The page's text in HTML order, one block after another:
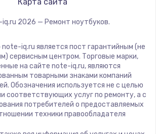
ZTE
Hiper
Evga
Google
Echips
2026 — Ремонт ноутбуков.
iq.ru является пост гарантийным (не
сервисным центром. Торговые марки,
на сайте note-iq.ru, являются
товарными знаками компаний
Обозначения используется не с целью
соответствующих услуг по ремонту, а с
потребителей о предоставляемых
техники правообладателя